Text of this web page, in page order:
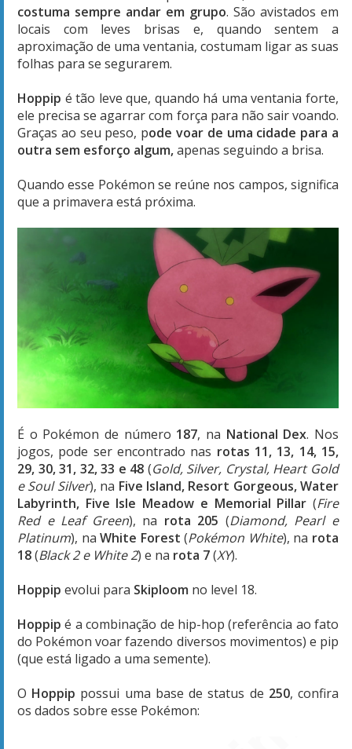
costuma sempre andar em grupo. São avistados em
locais com leves brisas e, quando sentem a
aproximação de uma ventania, costumam ligar as suas
folhas para se segurarem.
Hoppip é tão leve que, quando há uma ventania forte,
ele precisa se agarrar com força para não sair voando.
Graças ao seu peso, pode voar de uma cidade para a
outra sem esforço algum,apenas seguindo a brisa.
Quando esse Pokémon se reúne nos campos, significa
que a primavera está próxima.
É o Pokémon de número 187, na National Dex. Nos
jogos, pode ser encontrado nas rotas 11, 13, 14, 15,
29, 30, 31, 32, 33 e 48 (Gold, Silver, Crystal, Heart Gold
e Soul Silver), na Five Island, Resort Gorgeous, Water
Labyrinth, Five Isle Meadow e Memorial Pillar (Fire
Red e Leaf Green), na rota 205 (Diamond, Pearl e
Platinum), naWhite Forest(Pokémon White), na rota
18(Black 2 e White 2) e na rota 7(XY).
Hoppip evolui para Skiploom no level 18.
Hoppipé a combinação de hip-hop (referência ao fato
do Pokémon voar fazendo diversos movimentos) e pip
(que está ligado a uma semente).
O Hoppip possui uma base de status de 250, confira
os dados sobre esse Pokémon: